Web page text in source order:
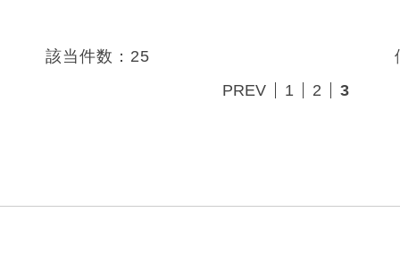
該当件数：25
PREV
1 2 3